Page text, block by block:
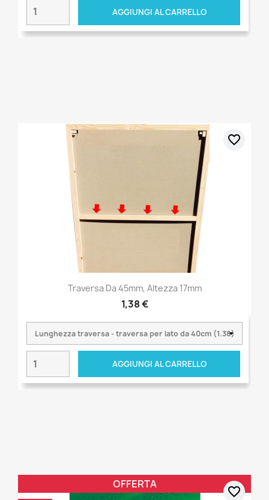
AGGIUNGI AL CARRELLO
Traversa Da 45mm, Altezza 17mm
1,38 €
AGGIUNGI AL CARRELLO
favorite_border
OFFERTA
favorite_border